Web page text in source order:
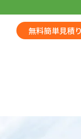
無料簡単見積り